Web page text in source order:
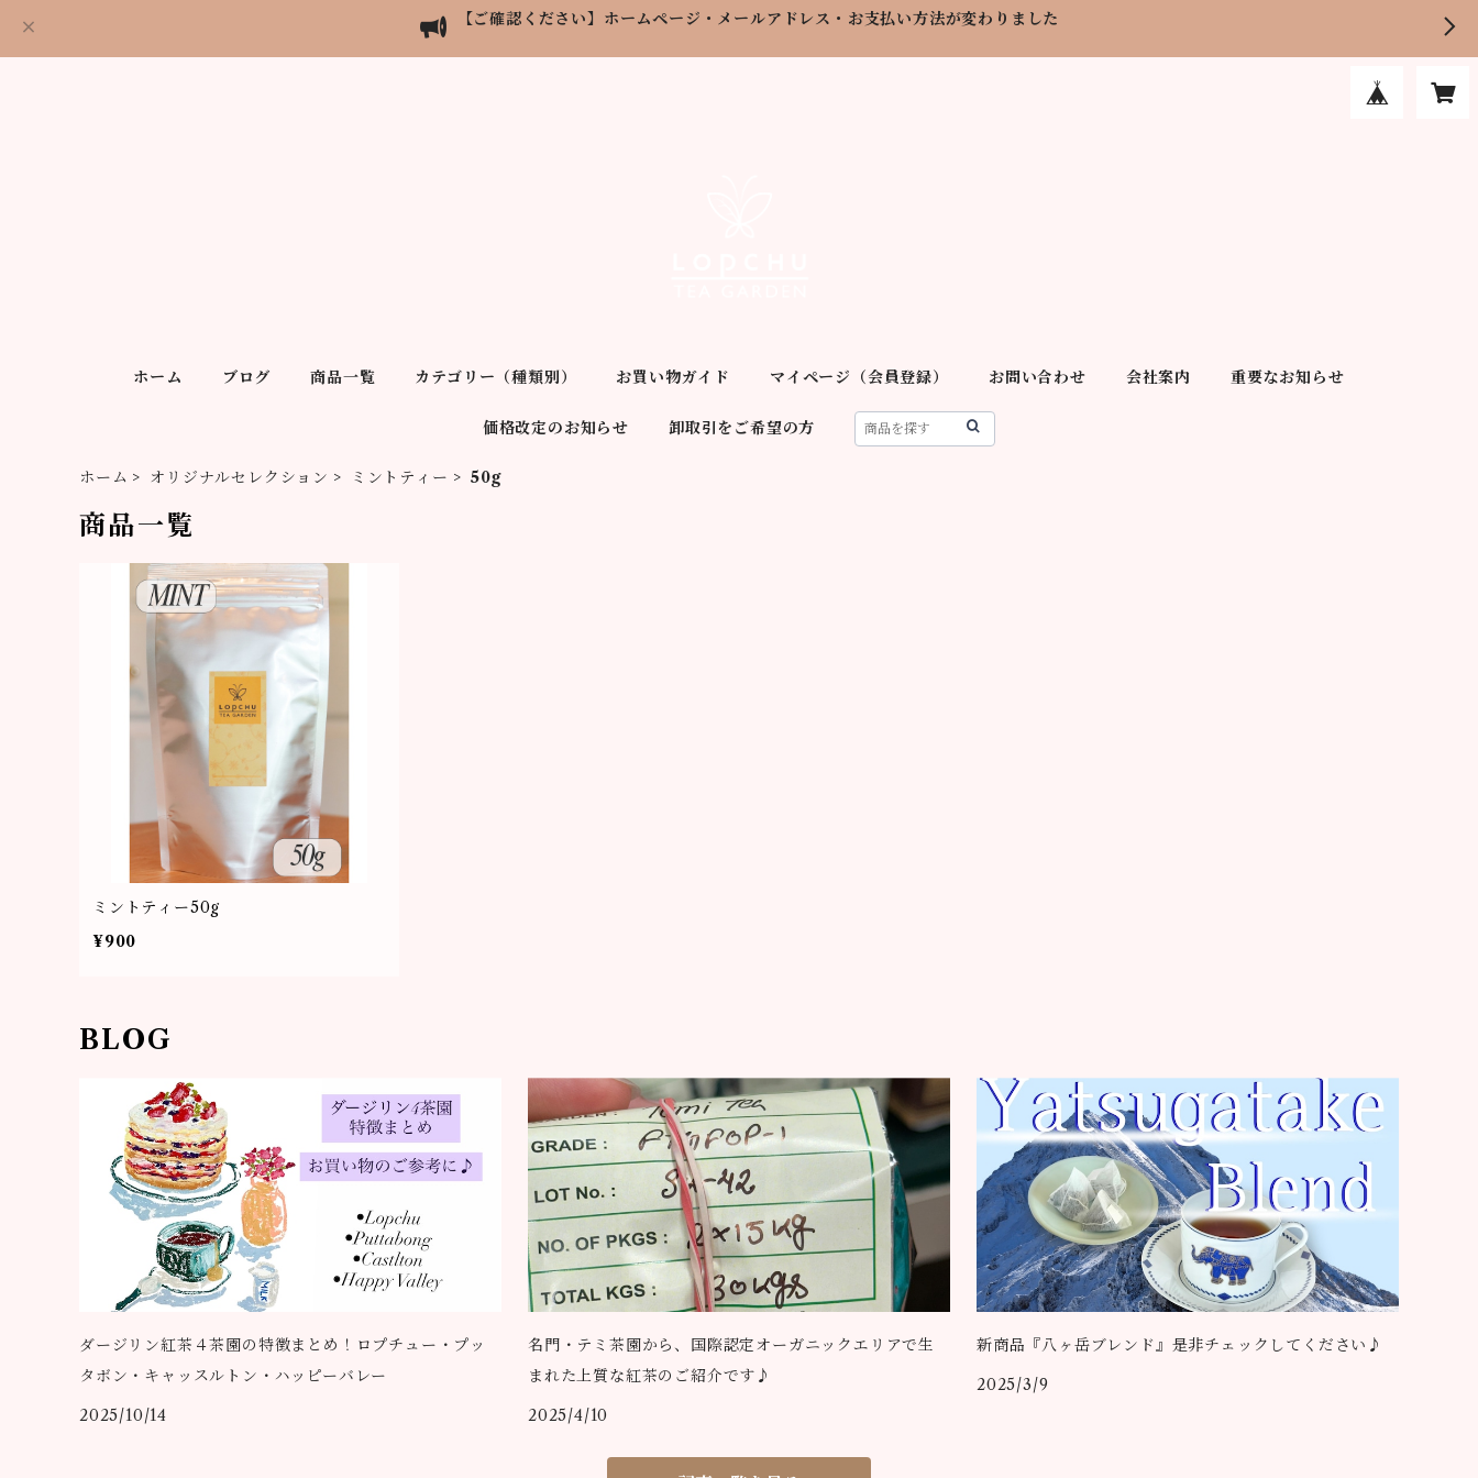
【ご確認ください】ホームページ・メールアドレス・お支払い方法が変わりました
ホーム ブログ 商品一覧 カテゴリー（種類別） お買い物ガイド マイページ（会員登録） お問い合わせ 会社案内 重要なお知らせ
価格改定のお知らせ 卸取引をご希望の方
ホーム オリジナルセレクション ミントティー 50g
商品一覧
ミントティー50g
¥900
BLOG
ダージリン紅茶４茶園の特徴まとめ！ロプチュー・プッ
タボン・キャッスルトン・ハッピーバレー
2025/10/14
名門・テミ茶園から、国際認定オーガニックエリアで生
まれた上質な紅茶のご紹介です♪
2025/4/10
新商品『八ヶ岳ブレンド』是非チェックしてください♪
2025/3/9